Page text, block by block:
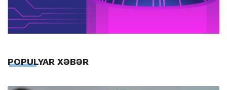
POPULYAR XƏBƏR